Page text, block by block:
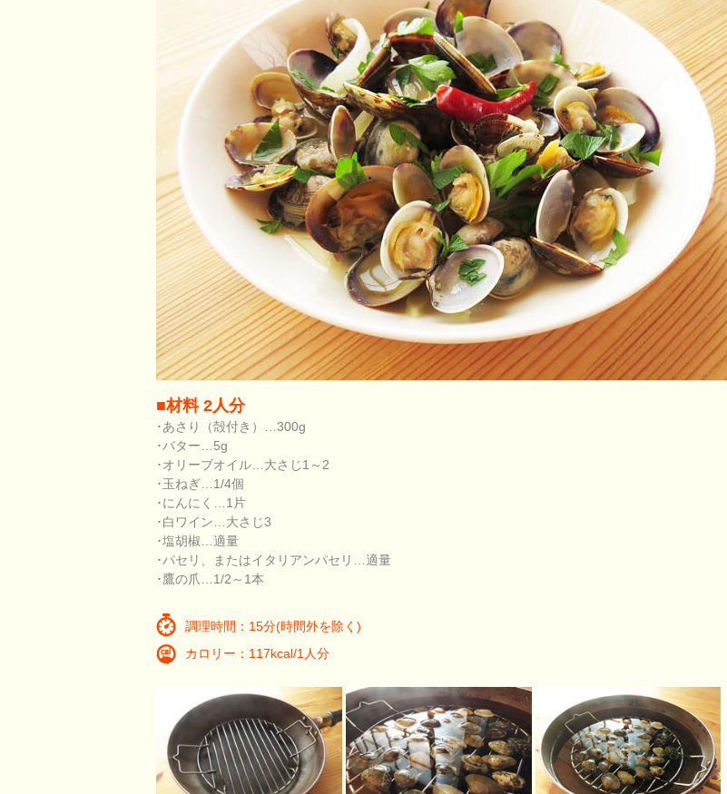
■材料 2人分
･あさり（殻付き）…300g
･バター…5g
･オリーブオイル…大さじ1～2
･玉ねぎ…1/4個
･にんにく…1片
･白ワイン…大さじ3
･塩胡椒…適量
･パセリ、またはイタリアンパセリ…適量
･鷹の爪…1/2～1本
調理時間：15分(時間外を除く)
カロリー：117kcal/1人分